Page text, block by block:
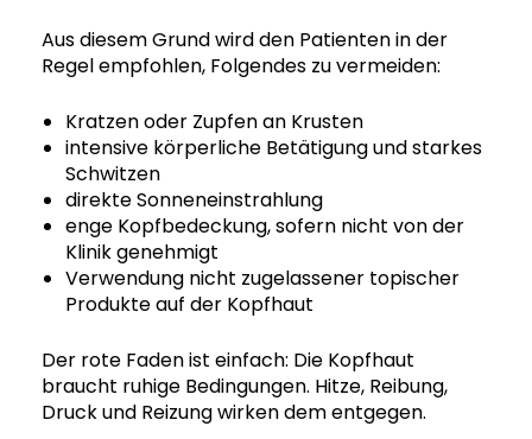
Aus diesem Grund wird den Patienten in der
Regel empfohlen, Folgendes zu vermeiden:
Kratzen oder Zupfen an Krusten
intensive körperliche Betätigung und starkes
Schwitzen
direkte Sonneneinstrahlung
enge Kopfbedeckung, sofern nicht von der
Klinik genehmigt
Verwendung nicht zugelassener topischer
Produkte auf der Kopfhaut
Der rote Faden ist einfach: Die Kopfhaut
braucht ruhige Bedingungen. Hitze, Reibung,
Druck und Reizung wirken dem entgegen.